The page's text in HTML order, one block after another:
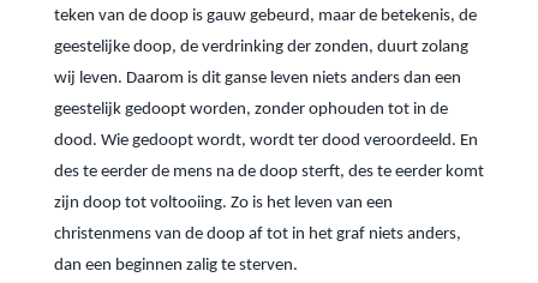
teken van de doop is gauw gebeurd, maar de betekenis, de
geestelijke doop, de verdrinking der zonden, duurt zolang
wij leven. Daarom is dit ganse leven niets anders dan een
geestelijk gedoopt worden, zonder ophouden tot in de
dood. Wie gedoopt wordt, wordt ter dood veroordeeld. En
des te eerder de mens na de doop sterft, des te eerder komt
zijn doop tot voltooiing. Zo is het leven van een
christenmens van de doop af tot in het graf niets anders,
dan een beginnen zalig te sterven.